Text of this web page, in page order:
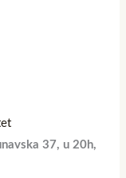
37, u 20h,